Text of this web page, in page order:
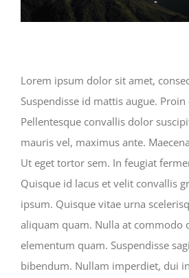
Lorem ipsum dolor sit amet,
Suspendisse id mattis augue.
Pellentesque convallis dolor
mauris vel, maximus ante.
Ut eget tortor sem. In feugiat
Quisque id lacus et velit convallis
ipsum. Quisque vitae urna
aliquam quam. Nulla at commodo
elementum quam. Suspendisse
bibendum. Nullam imperdiet, dui